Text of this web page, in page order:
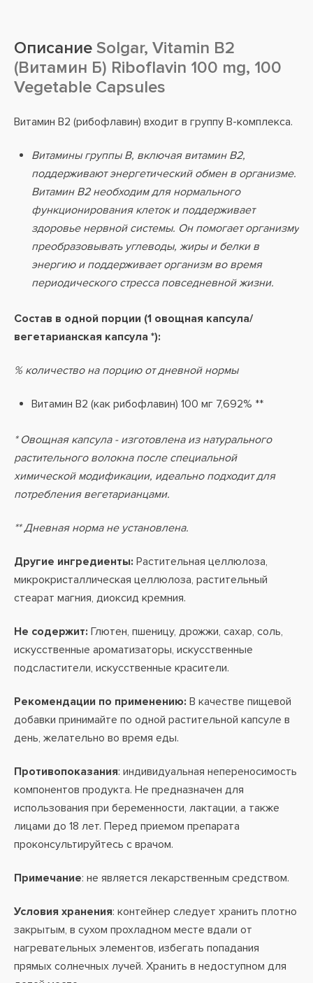
Описание Solgar, Vitamin B2
(Витамин Б) Riboflavin 100 mg, 100
Vegetable Capsules
Витамин B2 (рибофлавин) входит в группу B-комплекса.
Витамины группы B, включая витамин B2,
поддерживают энергетический обмен в организме.
Витамин B2 необходим для нормального
функционирования клеток и поддерживает
здоровье нервной системы. Он помогает организму
преобразовывать углеводы, жиры и белки в
энергию и поддерживает организм во время
периодического стресса повседневной жизни.
Состав в одной порции (1 овощная капсула/
вегетарианская капсула *):
% количество на порцию от дневной нормы
Витамин В2 (как рибофлавин) 100 мг 7,692% **
* Овощная капсула - изготовлена из натурального
растительного волокна после специальной
химической модификации, идеально подходит для
потребления вегетарианцами.
** Дневная норма не установлена.
Другие ингредиенты: Растительная целлюлоза,
микрокристаллическая целлюлоза, растительный
стеарат магния, диоксид кремния.
Не содержит: Глютен, пшеницу, дрожжи, сахар, соль,
искусственные ароматизаторы, искусственные
подсластители, искусственные красители.
Рекомендации по применению: В качестве пищевой
добавки принимайте по одной растительной капсуле в
день, желательно во время еды.
Противопоказания: индивидуальная непереносимость
компонентов продукта. Не предназначен для
использования при беременности, лактации, а также
лицами до 18 лет. Перед приемом препарата
проконсультируйтесь с врачом.
Примечание: не является лекарственным средством.
Условия хранения: контейнер следует хранить плотно
закрытым, в сухом прохладном месте вдали от
нагревательных элементов, избегать попадания
прямых солнечных лучей. Хранить в недоступном для